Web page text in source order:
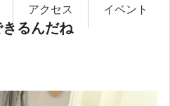
アクセス イベント
るんだね